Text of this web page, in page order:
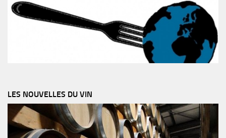
LES NOUVELLES DU VIN